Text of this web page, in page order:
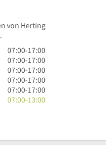
von Herting
7
Uhr
bis
17
Uhr
07:00-17:00
7
Uhr
bis
17
Uhr
07:00-17:00
7
Uhr
bis
17
07:00-17:00
7
Uhr
bis
07:00-17:00
7
Uhr
07:00-17:00
7
Uhr
07:00-13:00